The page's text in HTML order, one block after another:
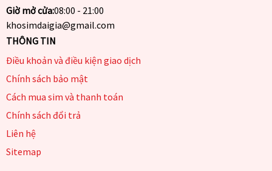
Giờ mở cửa:08:00 - 21:00
khosimdaigia@gmail.com
THÔNG TIN
Điều khoản và điều kiện giao dịch
Chính sách bảo mật
Cách mua sim và thanh toán
Chính sách đổi trả
Liên hệ
Sitemap